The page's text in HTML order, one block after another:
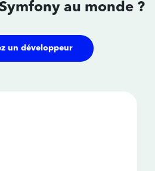
au monde ?
un développeur